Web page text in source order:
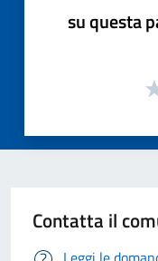
su questa
Contatta il